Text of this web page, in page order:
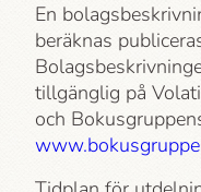
En
beräknas
tillgänglig på
och